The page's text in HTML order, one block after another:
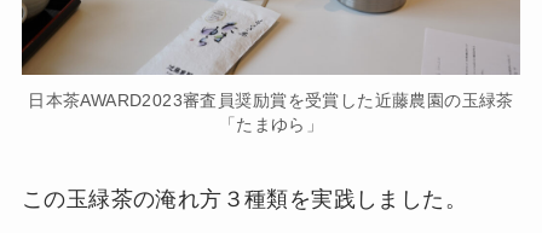
日本茶AWARD2023審査員奨励賞を受賞した近藤農園の玉緑茶
「たまゆら」
この玉緑茶の淹れ方３種類を実践しました。